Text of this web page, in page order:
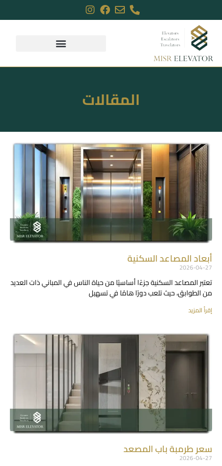
المقالات
أبعاد المصاعد السكنية
2026-04-27
تعتبر المصاعد السكنية جزءًا أساسيًا من حياة الناس في المباني ذات العديد
من الطوابق، حيث تلعب دورًا هامًا في تسهيل
إقرأ المزيد
سعر طرمبة باب المصعد
2026-04-27